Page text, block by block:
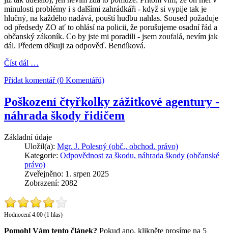
minulosti problémy i s dalšími zahrádkáři - když si vypije tak je
hlučný, na každého nadává, pouští hudbu nahlas. Soused požaduje
od předsedy ZO ať to ohlásí na policii, že porušujeme osadní řád a
občanský zákoník. Co by jste mi poradili - jsem zoufalá, nevím jak
dál. Předem děkuji za odpověď. Bendíková.
Číst dál …
Přidat komentář (0 Komentářů)
Poškození čtyřkolky zážitkové agentury -
náhrada škody řidičem
Základní údaje
Uložil(a): Mgr. J. Polesný (obč., obchod. právo)
Kategorie: Odpovědnost za škodu, náhrada škody (občanské
právo)
Zveřejněno: 1. srpen 2025
Zobrazení: 2082
Hodnocení 4.00 (1 hlas)
Pomohl Vám tento článek? Pokud ano, klikněte prosíme na 5